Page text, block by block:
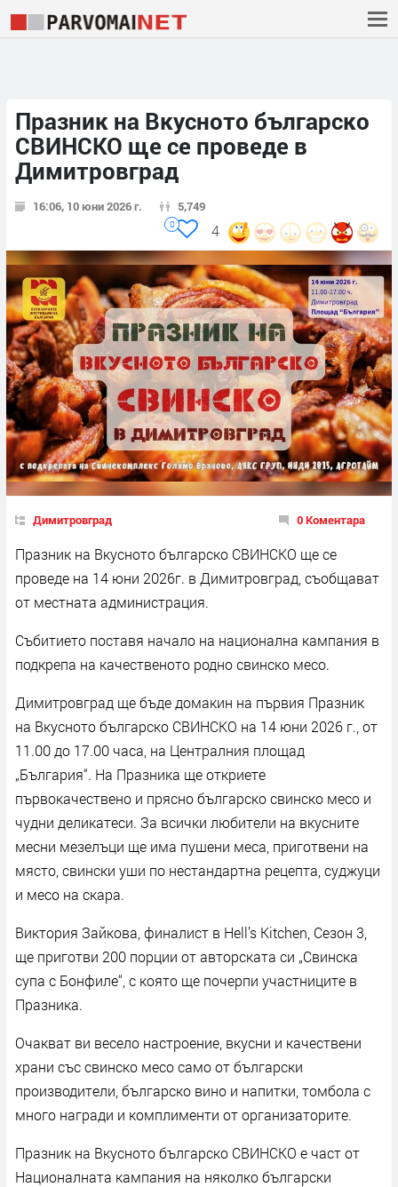
Празник на Вкусното българско
СВИНСКО ще се проведе в
Димитровград
16:06, 10 юни 2026 г. 5,749
4
0
Димитровград 0 Коментара
Празник на Вкусното българско СВИНСКО ще се
проведе на 14 юни 2026г. в Димитровград, съобщават
от местната администрация.
Събитието поставя начало на национална кампания в
подкрепа на качественото родно свинско месо.
Димитровград ще бъде домакин на първия Празник
на Вкусното българско СВИНСКО на 14 юни 2026 г., от
11.00 до 17.00 часа, на Централния площад
„България“. На Празника ще откриете
първокачествено и прясно българско свинско месо и
чудни деликатеси. За всички любители на вкусните
месни мезелъци ще има пушени меса, приготвени на
място, свински уши по нестандартна рецепта, суджуци
и месо на скара.
Виктория Зайкова, финалист в Hell’s Kitchen, Сезон 3,
ще приготви 200 порции от авторската си „Свинска
супа с Бонфиле“, с която ще почерпи участниците в
Празника.
Очакват ви весело настроение, вкусни и качествени
храни със свинско месо само от български
производители, българско вино и напитки, томбола с
много награди и комплименти от организаторите.
Празник на Вкусното българско СВИНСКО е част от
Националната кампания на няколко български